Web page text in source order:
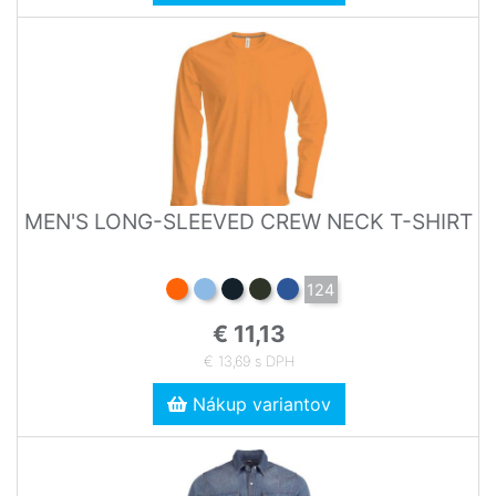
MEN'S LONG-SLEEVED CREW NECK T-SHIRT
124
€ 11,13
€ 13,69 s DPH
Nákup variantov